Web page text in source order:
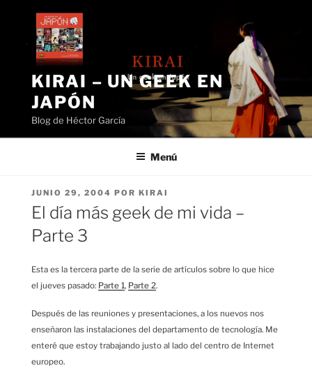
contenido
KIRAI – UN GEEK EN
JAPÓN
Blog de Héctor García
Menú
PUBLICADO
EL
JUNIO 29, 2004 POR KIRAI
El día más geek de mi vida –
Parte 3
Esta es la tercera parte de la serie de artículos sobre lo que hice
el jueves pasado: Parte 1, Parte 2.
Después de las reuniones y presentaciones, a los nuevos nos
enseñaron las instalaciones del departamento de tecnología. Me
enteré que estoy trabajando justo al lado del centro de Internet
europeo.